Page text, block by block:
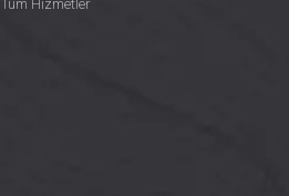
Tüm Hizmetler